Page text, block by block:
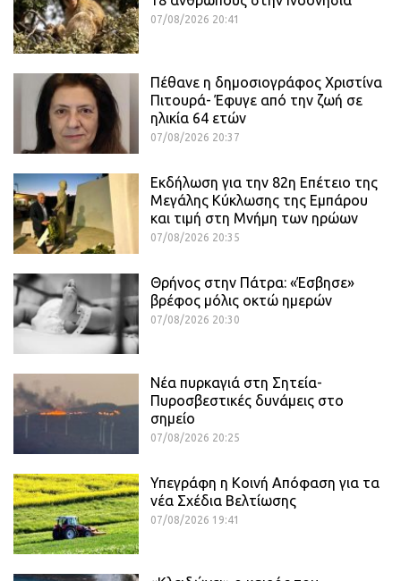
07/08/2026 20:41
Πέθανε η δημοσιογράφος Χριστίνα
Πιτουρά- Έφυγε από την ζωή σε
ηλικία 64 ετών
07/08/2026 20:37
Εκδήλωση για την 82η Επέτειο της
Μεγάλης Κύκλωσης της Εμπάρου
και τιμή στη Μνήμη των ηρώων
07/08/2026 20:35
Θρήνος στην Πάτρα: «Έσβησε»
βρέφος μόλις οκτώ ημερών
07/08/2026 20:30
Νέα πυρκαγιά στη Σητεία-
Πυροσβεστικές δυνάμεις στο
σημείο
07/08/2026 20:25
Υπεγράφη η Κοινή Απόφαση για τα
νέα Σχέδια Βελτίωσης
07/08/2026 19:41